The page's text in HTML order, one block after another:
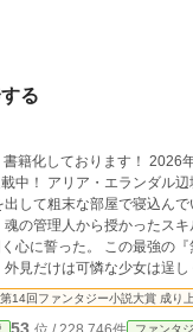
る
8月下旬頃 5巻刊行予定。 文庫本2巻 2026年8月7日頃刊行予定。 コミ
使用人以下の暮らしに追いやられてい
出して粗末な部屋で寝込ん
』スキルを使って、元々は私のものだった財産を根こそぎ奪
ってやる！ 外見だけは可憐な少女
第14回ファンタジー小説大賞 成り
ファンタ